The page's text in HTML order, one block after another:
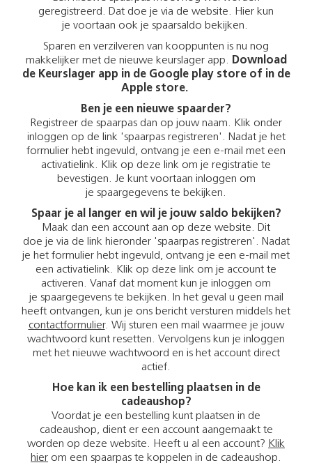
geregistreerd. Dat doe je via de website. Hier kun
je voortaan ook je spaarsaldo bekijken.
Sparen en verzilveren van kooppunten is nu nog
makkelijker met de nieuwe keurslager app. Download
de Keurslager app in de Google play store of in de
Apple store.
Ben je een nieuwe spaarder?
Registreer de spaarpas dan op jouw naam. Klik onder
inloggen op de link 'spaarpas registreren'. Nadat je het
formulier hebt ingevuld, ontvang je een e-mail met een
activatielink. Klik op deze link om je registratie te
bevestigen. Je kunt voortaan inloggen om
je spaargegevens te bekijken.
Spaar je al langer en wil je jouw saldo bekijken?
Maak dan een account aan op deze website. Dit
doe je via de link hieronder 'spaarpas registreren'. Nadat
je het formulier hebt ingevuld, ontvang je een e-mail met
een activatielink. Klik op deze link om je account te
activeren. Vanaf dat moment kun je inloggen om
je spaargegevens te bekijken. In het geval u geen mail
heeft ontvangen, kun je ons bericht versturen middels het
contactformulier. Wij sturen een mail waarmee je jouw
wachtwoord kunt resetten. Vervolgens kun je inloggen
met het nieuwe wachtwoord en is het account direct
actief.
Hoe kan ik een bestelling plaatsen in de
cadeaushop?
Voordat je een bestelling kunt plaatsen in de
cadeaushop, dient er een account aangemaakt te
worden op deze website. Heeft u al een account? Klik
hier om een spaarpas te koppelen in de cadeaushop.